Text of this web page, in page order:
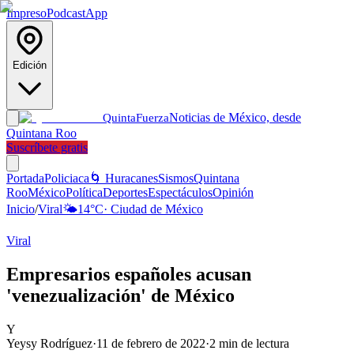
ImpresoPodcastApp
Edición
QuintaFuerzaNoticias de México, desde
Quintana Roo
Suscríbete gratis
PortadaPoliciaca 🌀 HuracanesSismosQuintana
RooMéxicoPolíticaDeportesEspectáculosOpinión
Inicio/Viral🌤️14°C· Ciudad de México
Viral
Empresarios españoles acusan
'venezualización' de México
Y
Yeysy Rodríguez·11 de febrero de 2022·2 min de lectura